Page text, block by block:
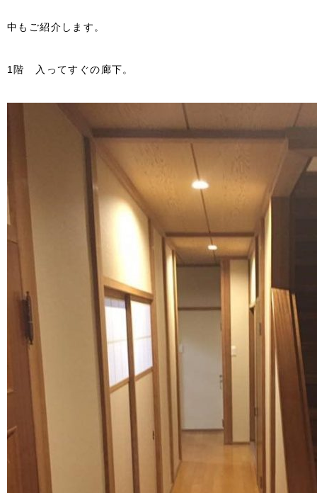
中もご紹介します。
1階 入ってすぐの廊下。